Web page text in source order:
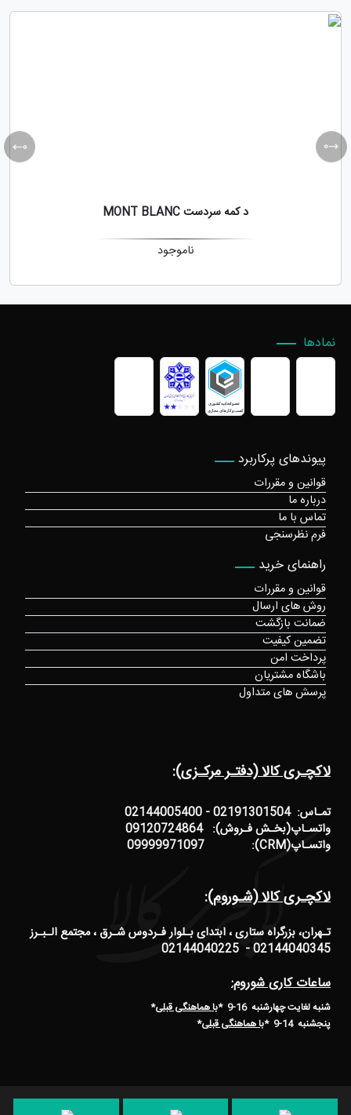
د کمه سردست MONT BLANC
ناموجود
لاکچـری کالا (دفتـر مرکـزی):
تمـاس: 02191301504 - 02144005400
واتسـاپ(بخـش فـروش): 09120724864
واتسـاپ(CRM): 09999971097
لاکچـری کالا (شـوروم):
تـهران، بزرگراه ستاری ، ابتدای بـلوار فـردوس شـرق ، مجتمع الـبـرز
02144040345 - 02144040225
ساعات کاری شوروم:
شنبه لغایت چهارشنبه 16-9 * با هماهنگی قبلی*
پنجشنبه 14-9
*با هماهنگی قبلی*
پیوندهای پرکاربرد
قوانین و مقررات
درباره ما
تماس با ما
فرم نظرسنجی
راهنمای خرید
قوانین و مقررات
روش های ارسال
ضمانت بازگشت
تضمین کیفیت
پرداخت امن
باشگاه مشتریان
پرسش های متداول
نمادها